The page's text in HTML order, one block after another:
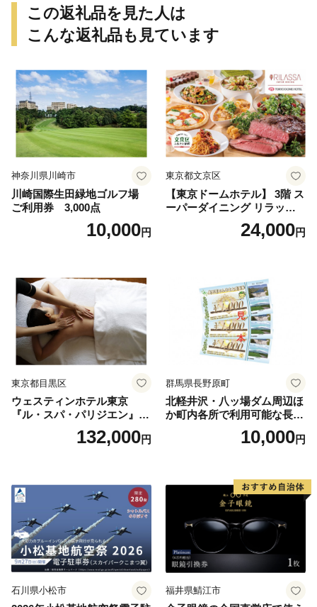
この返礼品を見た人は
こんな返礼品も見ています
神奈川県川崎市
川崎国際生田緑地ゴルフ場
ご利用券 3,000点
10,000円
東京都文京区
【東京ドームホテル】 3階 ス
ーパーダイニング リラッサ
ランチブッフェ お食事券 大
人1名様分 関東 東京 ご利用
24,000円
東京都目黒区
ウェスティンホテル東京
『ル・スパ・パリジエン』選
べるボディセラピー90分/1名
132,000円
群馬県長野原町
北軽井沢・八ッ場ダム周辺ほ
か町内各所で利用可能な長野
原町ふるさと感謝券（3,000
円分）【トラベル 観光 旅行
10,000円
石川県小松市 福井県鯖江市